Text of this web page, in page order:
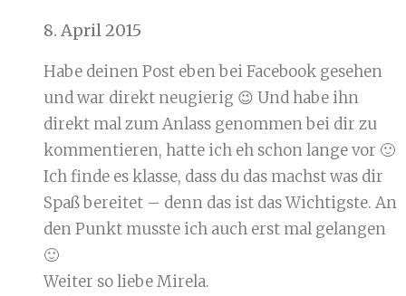
8. April 2015
Habe deinen Post eben bei Facebook gesehen
und war direkt neugierig 😉 Und habe ihn
direkt mal zum Anlass genommen bei dir zu
kommentieren, hatte ich eh schon lange vor 🙂
Ich finde es klasse, dass du das machst was dir
Spaß bereitet – denn das ist das Wichtigste. An
den Punkt musste ich auch erst mal gelangen
🙂
Weiter so liebe Mirela.